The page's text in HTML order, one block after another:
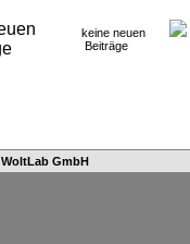
keine neuen
Beiträge
WoltLab GmbH